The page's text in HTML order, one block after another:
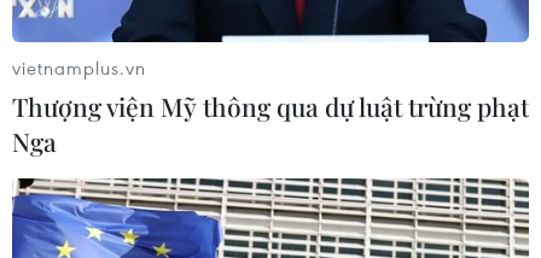
COVID-19: Australia phong tỏa Perth sau
khi có ca nhiễm cộng đồng
31/01/2021 07:35
Ca nhiễm mới là một nam nhân viên bảo vệ tại khách
vietnamplus.vn
Thượng viện Mỹ thông qua dự luật trừng phạt
Nga